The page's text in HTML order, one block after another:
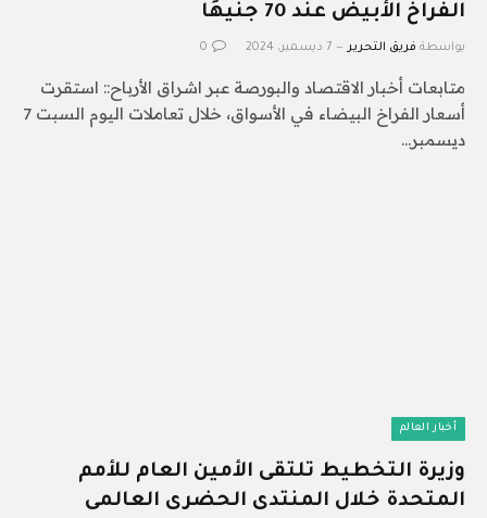
الفراخ الأبيض عند 70 جنيهًا
بواسطة فريق التحرير 7 ديسمبر، 2024 0
متابعات أخبار الاقتصاد والبورصة عبر اشراق الأرباح:: استقرت
أسعار الفراخ البيضاء في الأسواق، خلال تعاملات اليوم السبت 7
ديسمبر…
أخبار العالم
وزيرة التخطيط تلتقى الأمين العام للأمم
المتحدة خلال المنتدى الحضرى العالمى